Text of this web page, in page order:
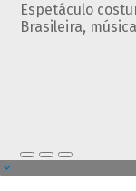
Espetáculo
Brasileira,